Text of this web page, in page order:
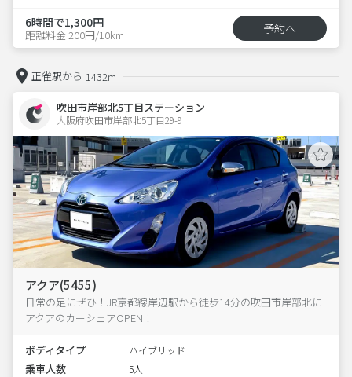
6時間で1,300円
距離料金 200円/10km 予約へ
正雀駅から 1432m
吹田市岸部北5丁目ステーション
大阪府吹田市岸部北5丁目29-9
アクア(5455)
日常の足にぜひ！JR京都線岸辺駅から徒歩14分の吹田市岸部北に
アクアのカーシェアOPEN！
ボディタイプ ハイブリッド
乗車人数 5人